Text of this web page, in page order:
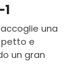
una
e
un gran